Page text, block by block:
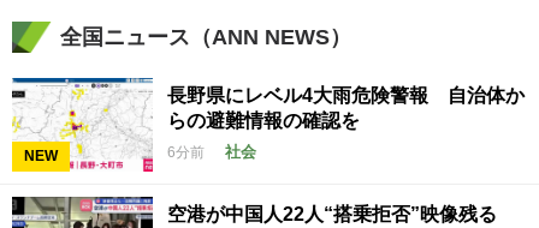
全国ニュース（ANN NEWS）
NEW
長野県にレベル4大雨危険警報 自治体か
らの避難情報の確認を
6分前 社会
空港が中国人22人“搭乗拒否”映像残る